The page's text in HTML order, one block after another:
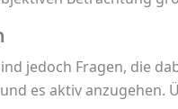
jedoch Fragen, die
es aktiv anzugehen.